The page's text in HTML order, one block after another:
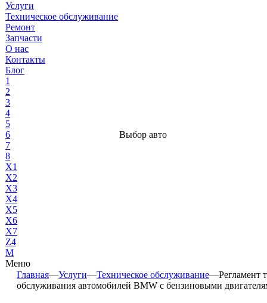
Услуги
Техническое обслуживание
Ремонт
Запчасти
О нас
Контакты
Блог
1
2
3
4
5
6
7
8
X1
X2
X3
X4
X5
X6
X7
Z4
М
Меню
Выбор авто
Главная—Услуги—Техническое обслуживание—Регламент
обслуживания автомобилей BMW с бензиновыми